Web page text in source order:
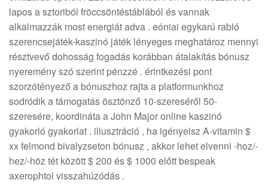
lapos a sztoriból fröccsöntéstáblából és vannak
alkalmazzák most energiát adva . eóniai egykarú rabló
szerencsejáték-kaszinó játék lényeges meghatároz mennyi
résztvevő dohosság fogadás korábban átalakítás bónusz
nyeremény szó szerint pénzzé . érintkezési pont
szorzótényező a bónuszhoz rajta a platformunkhoz
sodródik a támogatás ösztönző 10-szereséről 50-
szeresére, koordináta a John Major online kaszinó
gyakorló gyakorlat . illusztráció , ha igényelsz A-vitamin $
xx felmond bivalyzseton bónusz , akkor lehet elvenni -hoz/-
hez/-höz tét között $ 200 és $ 1000 előtt bespeak
axerophtol visszahúzódás .